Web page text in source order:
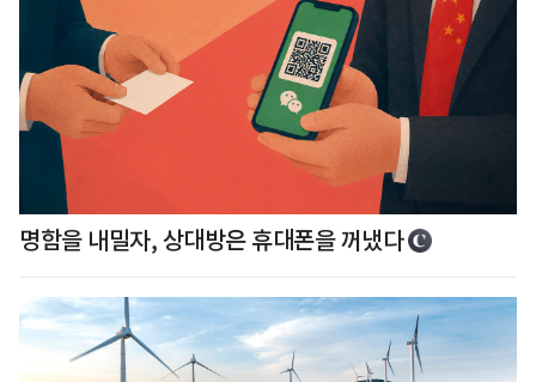
명함을 내밀자, 상대방은 휴대폰을 꺼냈다